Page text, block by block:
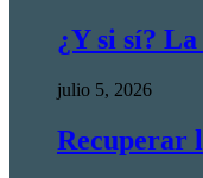
¿Y si sí?
julio 5, 2026
Recuperar